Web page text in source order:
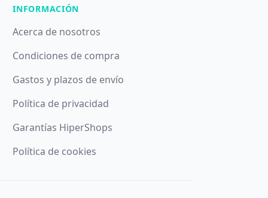
INFORMACIÓN
Acerca de nosotros
Condiciones de compra
Gastos y plazos de envío
Política de privacidad
Garantías HiperShops
Política de cookies